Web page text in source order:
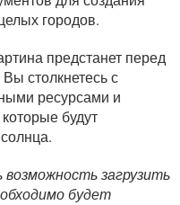
городов.
предстанет перед
столкнетесь с
ресурсами и
будут
загрузить
будет